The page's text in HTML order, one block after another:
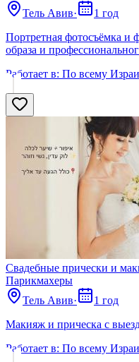
Тель Авив·
1 год
Портретная фотосъёмка и
образа и
Работает в: По всему
Свадебные прически и
Парикмахеры
Тель Авив·
1 год
Макияж и прическа с
Работает в: По всему